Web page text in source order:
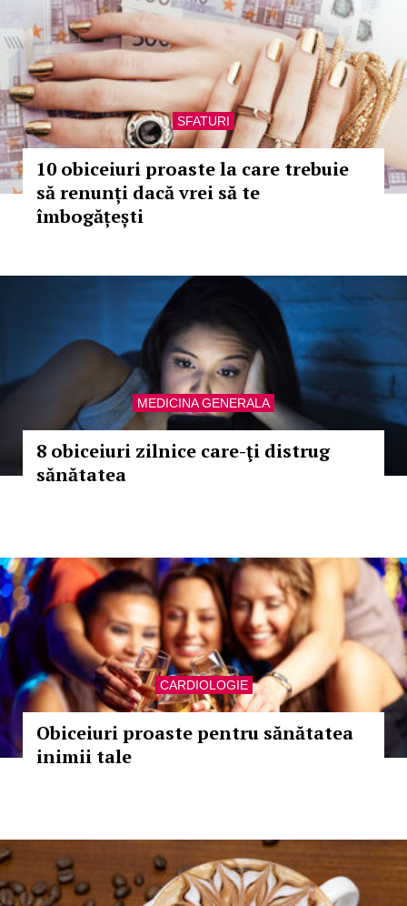
SFATURI
10 obiceiuri proaste la care trebuie
să renunți dacă vrei să te
îmbogățești
MEDICINA GENERALA
8 obiceiuri zilnice care-ţi distrug
sănătatea
CARDIOLOGIE
Obiceiuri proaste pentru sănătatea
inimii tale